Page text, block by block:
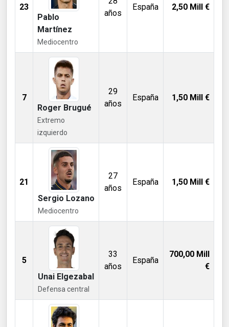
23
Pablo
Martínez
Mediocentro
años
España 2,50 Mill €
7
Roger Brugué
Extremo
izquierdo
29
años
España 1,50 Mill €
21
Sergio Lozano
Mediocentro
27
años
España 1,50 Mill €
5
Unai Elgezabal
Defensa central
33
años
España
700,00 Mill
€